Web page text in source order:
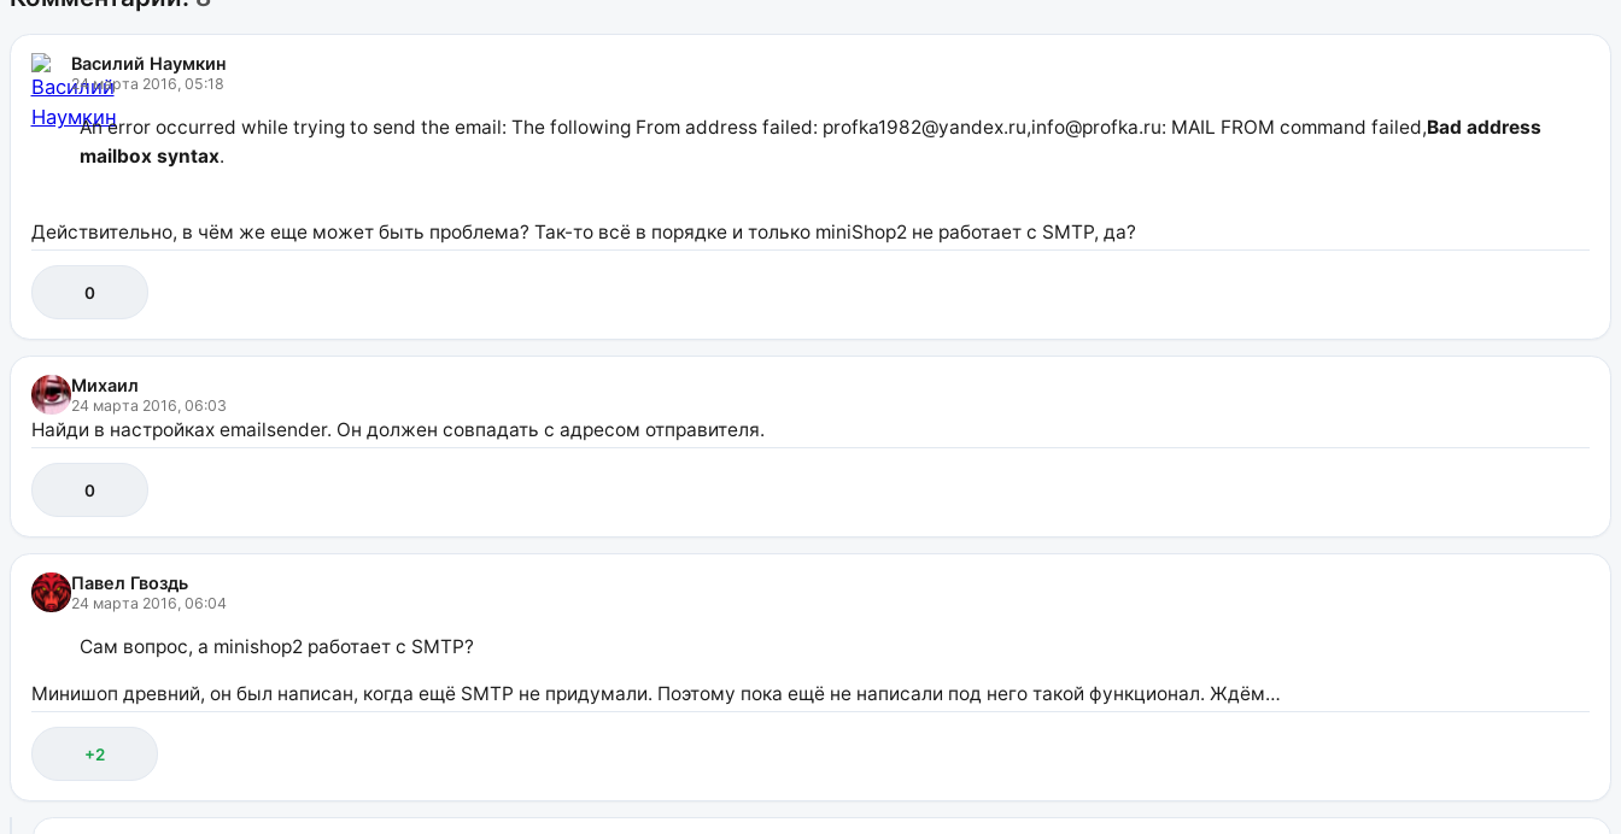
Василий Наумкин
24 марта 2016, 05:18
An error occurred while trying to send the email: The following From address failed: profka1982@yandex.ru,info@profka.ru: MAIL FROM command failed,Bad address
mailbox syntax.
Действительно, в чём же еще может быть проблема? Так-то всё в порядке и только miniShop2 не работает с SMTP, да?
0
Михаил
24 марта 2016, 06:03
Найди в настройках emailsender. Он должен совпадать с адресом отправителя.
0
Павел Гвоздь
24 марта 2016, 06:04
Сам вопрос, а minishop2 работает с SMTP?
Минишоп древний, он был написан, когда ещё SMTP не придумали. Поэтому пока ещё не написали под него такой функционал. Ждём…
+2